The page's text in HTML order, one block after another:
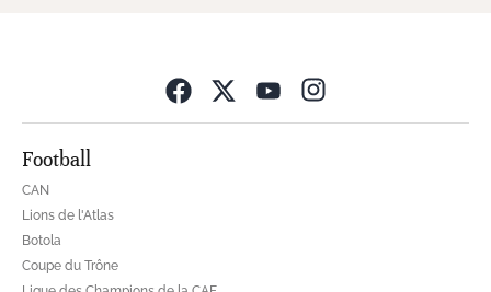
Football
CAN
Lions de l'Atlas
Botola
Coupe du Trône